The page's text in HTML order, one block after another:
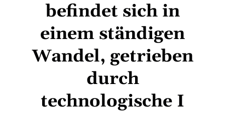
befindet sich in
einem ständigen
Wandel, getrieben
durch
technologische I